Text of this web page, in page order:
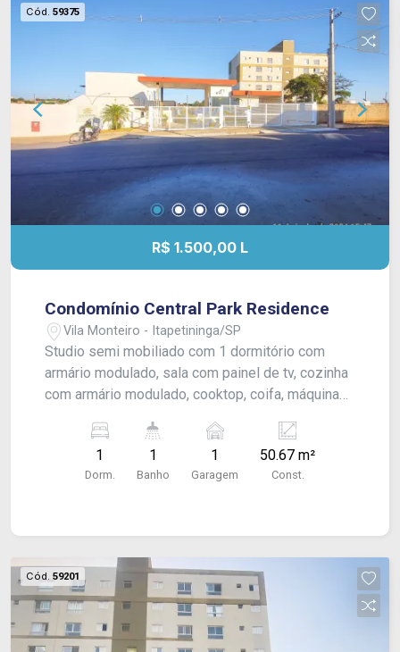
Cód. 59375
R$ 1.500,00 L
Condomínio Central Park Residence
Vila Monteiro - Itapetininga/SP
Studio semi mobiliado com 1 dormitório com
armário modulado, sala com painel de tv, cozinha
com armário modulado, cooktop, coifa, máquina
blindex e vaga para 1 carro. Acabamento: laje,
piso frio.1
Dorm.
1
Banho
1
Garagem
50.67 m²
Const.
Cód. 59201